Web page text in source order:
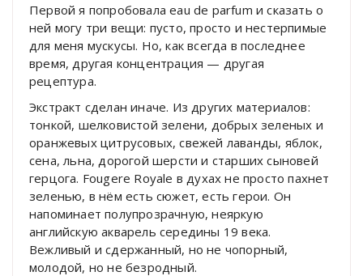
Первой я попробовала eau de parfum и сказать о
ней могу три вещи: пусто, просто и нестерпимые
для меня мускусы. Но, как всегда в последнее
время, другая концентрация — другая
рецептура.
Экстракт сделан иначе. Из других материалов:
тонкой, шелковистой зелени, добрых зеленых и
оранжевых цитрусовых, свежей лаванды, яблок,
сена, льна, дорогой шерсти и старших сыновей
герцога. Fougere Royale в духах не просто пахнет
зеленью, в нём есть сюжет, есть герои. Он
напоминает полупрозрачную, неяркую
английскую акварель середины 19 века.
Вежливый и сдержанный, но не чопорный,
молодой, но не безродный.